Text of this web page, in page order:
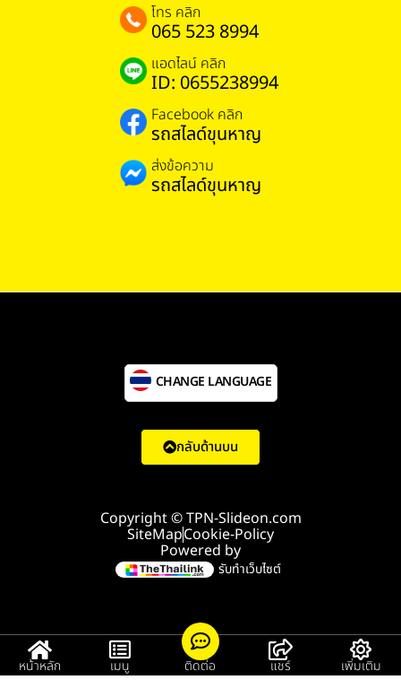
โทร คลิก
065 523 8994
แอดไลน์ คลิก
ID: 0655238994
Facebook คลิก
รถสไลด์ขุนหาญ
ส่งข้อความ
รถสไลด์ขุนหาญ
Copyright © TPN-Slideon.com
SiteMapCookie-Policy
Powered by
รับทำเว็บไซต์
CHANGE LANGUAGE
กลับด้านบน
หน้าหลัก เมนู ติดต่อ แชร์ เพิ่มเติม